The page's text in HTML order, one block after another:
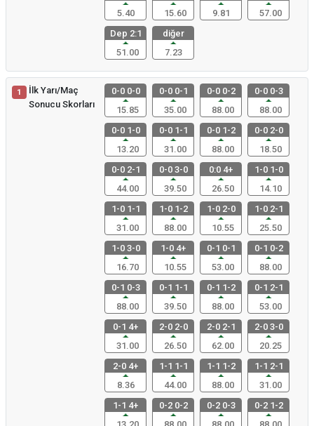
5.40
15.60
9.81
57.00
Dep 2:1
51.00
diğer
7.23
1
İlk Yarı/Maç
Sonucu Skorları
0-0 0-0
15.85
0-0 0-1
35.00
0-0 0-2
88.00
0-0 0-3
88.00
0-0 1-0
13.20
0-0 1-1
31.00
0-0 1-2
88.00
0-0 2-0
18.50
0-0 2-1
44.00
0-0 3-0
39.50
0:0 4+
26.50
1-0 1-0
14.10
1-0 1-1
31.00
1-0 1-2
88.00
1-0 2-0
10.55
1-0 2-1
25.50
1-0 3-0
16.70
1-0 4+
10.55
0-1 0-1
53.00
0-1 0-2
88.00
0-1 0-3
88.00
0-1 1-1
39.50
0-1 1-2
88.00
0-1 2-1
53.00
0-1 4+
31.00
2-0 2-0
26.50
2-0 2-1
62.00
2-0 3-0
20.25
2-0 4+
8.36
1-1 1-1
44.00
1-1 1-2
88.00
1-1 2-1
31.00
1-1 4+
0-2 0-2
0-2 0-3
0-2 1-2